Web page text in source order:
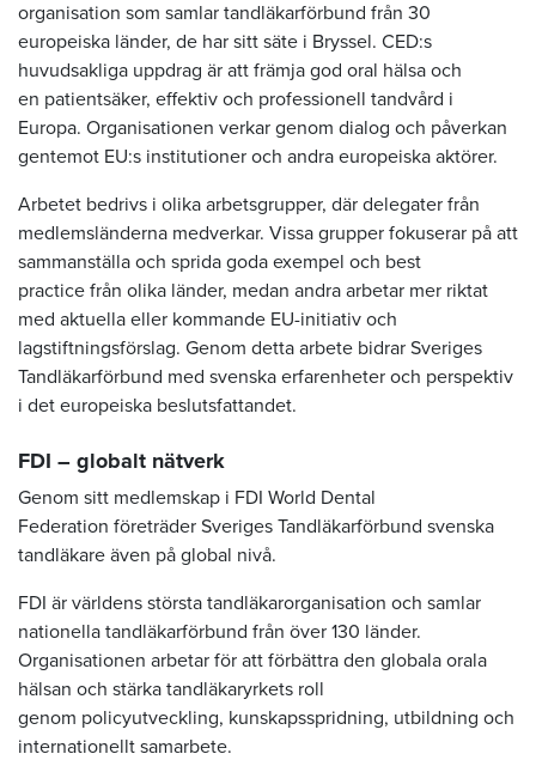
organisation som samlar tandläkarförbund från 30
europeiska länder, de har sitt säte i Bryssel. CED:s
huvudsakliga uppdrag är att främja god oral hälsa och
en patientsäker, effektiv och professionell tandvård i
Europa. Organisationen verkar genom dialog och påverkan
gentemot EU:s institutioner och andra europeiska aktörer.
Arbetet bedrivs i olika arbetsgrupper, där delegater från
medlemsländerna medverkar. Vissa grupper fokuserar på att
sammanställa och sprida goda exempel och best
practice från olika länder, medan andra arbetar mer riktat
med aktuella eller kommande EU-initiativ och
lagstiftningsförslag. Genom detta arbete bidrar Sveriges
Tandläkarförbund med svenska erfarenheter och perspektiv
i det europeiska beslutsfattandet.
FDI – globalt nätverk
Genom sitt medlemskap i FDI World Dental
Federation företräder Sveriges Tandläkarförbund svenska
tandläkare även på global nivå.
FDI är världens största tandläkarorganisation och samlar
nationella tandläkarförbund från över 130 länder.
Organisationen arbetar för att förbättra den globala orala
hälsan och stärka tandläkaryrkets roll
genom policyutveckling, kunskapsspridning, utbildning och
internationellt samarbete.